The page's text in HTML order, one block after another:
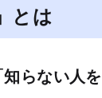
とは
知らない人